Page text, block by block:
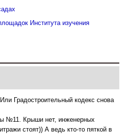
Института изучения
Градостроительный кодекс снова
№11. Крыши нет, инженерных
стоят)) А ведь кто-то пяткой в